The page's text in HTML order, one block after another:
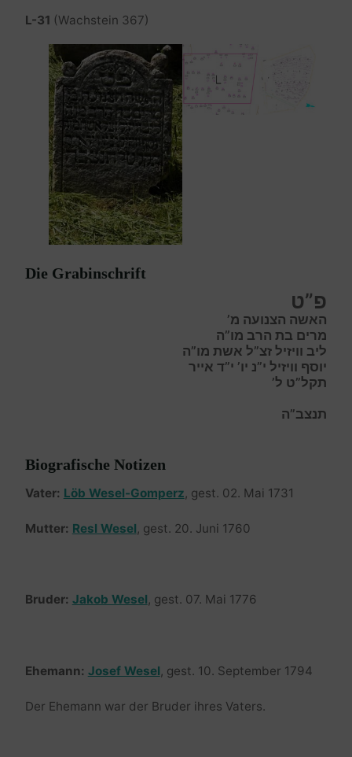
L-31 (Wachstein 367)
Die Grabinschrift
פ”ט
האשה הצנועה מ’
מרים בת הרב מו”ה
ליב וויזיל זצ”ל אשת מו”ה
יוסף וויזיל י”נ יו’ י”ד אייר
תקל”ט ל’
תנצב”ה
Biografische Notizen
Vater: Löb Wesel-Gomperz, gest. 02. Mai 1731
Mutter: Resl Wesel, gest. 20. Juni 1760
Bruder: Jakob Wesel, gest. 07. Mai 1776
Ehemann: Josef Wesel, gest. 10. September 1794
Der Ehemann war der Bruder ihres Vaters.